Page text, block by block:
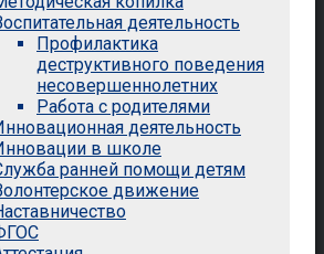
деятельность
Профилактика
деструктивного поведения
несовершеннолетних
Работа с родителями
деятельность
в школе
ранней помощи детям
движение